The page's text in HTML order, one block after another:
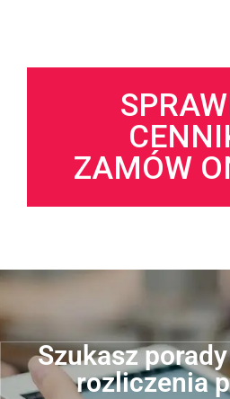
ZAMÓW
Szukasz
rozliczenia